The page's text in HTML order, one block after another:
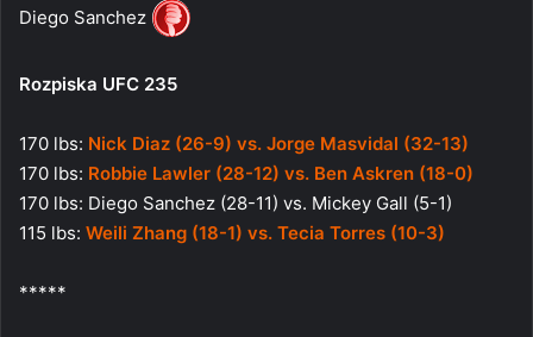
Diego Sanchez
Rozpiska UFC 235
170 lbs: Nick Diaz (26-9) vs. Jorge Masvidal (32-13)
170 lbs: Robbie Lawler (28-12) vs. Ben Askren (18-0)
170 lbs: Diego Sanchez (28-11) vs. Mickey Gall (5-1)
115 lbs: Weili Zhang (18-1) vs. Tecia Torres (10-3)
*****